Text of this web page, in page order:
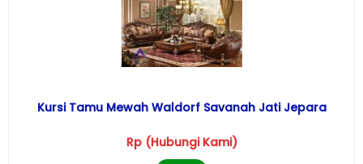
Kursi Tamu Mewah Waldorf Savanah Jati Jepara
Rp (Hubungi Kami)